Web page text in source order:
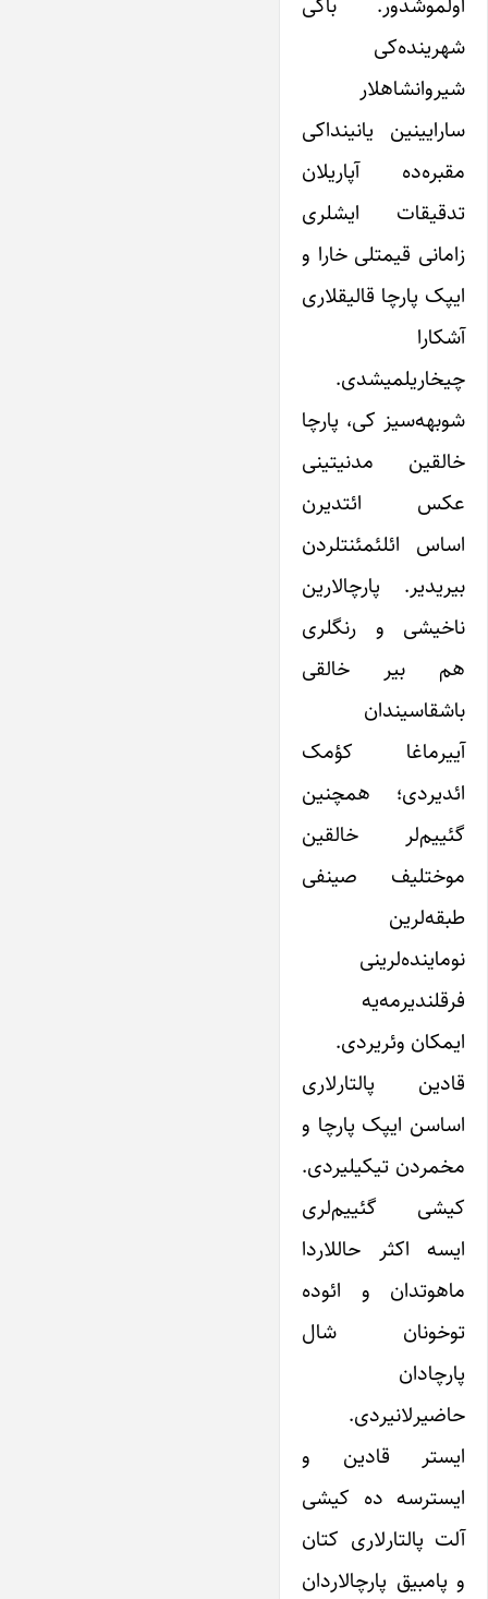
شهرینده‌کی
شیروانشاهلار
سارایینین یانینداکی
مقبره‌ده آپاریلان
تدقیقات ایشلری
زامانی قیمتلی خارا و
ایپک پارچا قالیقلاری
آشکارا
چیخاریلمیشدی.
شوبهه‌سیز کی، پارچا
خالقین مدنیتینی
عکس ائتدیرن
اساس ائلئمئنتلردن
بیریدیر. پارچالارین
ناخیشی و رنگلری
هم بیر خالقی
باشقاسیندان
آییرماغا کؤمک
ائدیردی؛ همچنین
گئییم‌لر خالقین
موختلیف صینفی
طبقه‌لرین
نوماینده‌لرینی
فرقلندیرمه‌یه
ایمکان وئریردی.
قادین پالتارلاری
اساسن ایپک پارچا و
مخمردن تیکیلیردی.
کیشی گئییم‌لری
ایسه اکثر حاللاردا
ماهوتدان و ائوده
توخونان شال
پارچادان
حاضیرلانیردی.
ایستر قادین و
ایسترسه ده کیشی
آلت پالتارلاری کتان
و پامبیق پارچالاردان